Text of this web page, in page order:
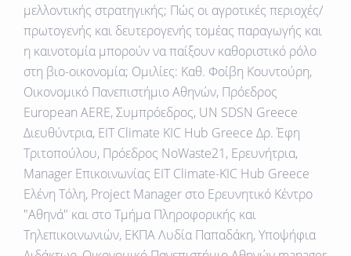
μελλοντικής στρατηγικής; Πώς οι αγροτικές περιοχές/
πρωτογενής και δευτερογενής τομέας παραγωγής και
η καινοτομία μπορούν να παίξουν καθοριστικό ρόλο
στη βιο-οικονομία; Ομιλίες: Καθ. Φοίβη Κουντούρη,
Οικονομικό Πανεπιστήμιο Αθηνών, Πρόεδρος
European AERE, Συμπρόεδρος, UN SDSN Greece
Διευθύντρια, EIT Climate KIC Hub Greece Δρ. Έφη
Τριτοπούλου, Πρόεδρος NoWaste21, Ερευνήτρια,
Manager Επικοινωνίας EIT Climate-KIC Hub Greece
Ελένη Τόλη, Project Manager στο Ερευνητικό Κέντρο
"Αθηνά" και στο Τμήμα Πληροφορικής και
Τηλεπικοινωνιών, ΕΚΠΑ Λυδία Παπαδάκη, Υποψήφια